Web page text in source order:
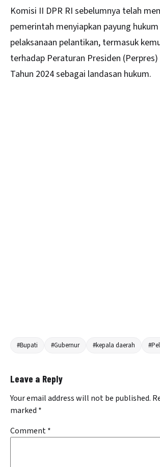
Komisi II DPR RI sebelumnya telah
pemerintah menyiapkan payung
pelaksanaan pelantikan, termasuk
terhadap Peraturan Presiden
Tahun 2024 sebagai landasan hukum.
#Bupati #Gubernur #kepala daerah
Leave a Reply
Your email address will not be published.
marked *
Comment*